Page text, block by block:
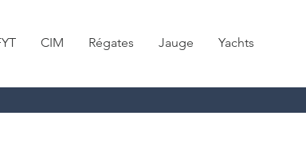
CIM Régates Jauge Yachts